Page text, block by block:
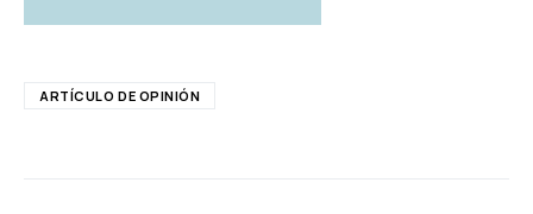
ARTÍCULO DE OPINIÓN